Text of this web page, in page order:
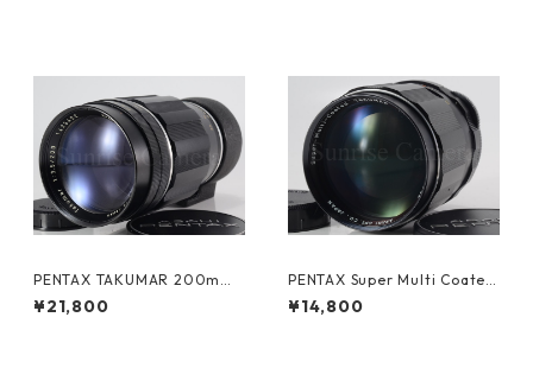
PENTAX TAKUMAR 200mm
F3.5 M42 ペンタックス (6133
0)
¥21,800
PENTAX Super Multi Coated
TAKUMAR 135mm F2.5 M42
ペンタックス (61343)
¥14,800